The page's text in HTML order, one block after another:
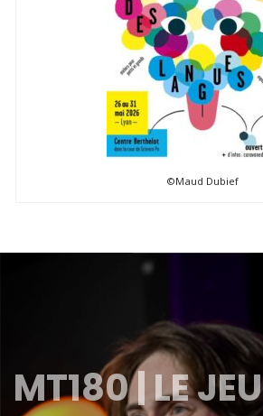
©Maud Dubief
MT180 | LE JEU